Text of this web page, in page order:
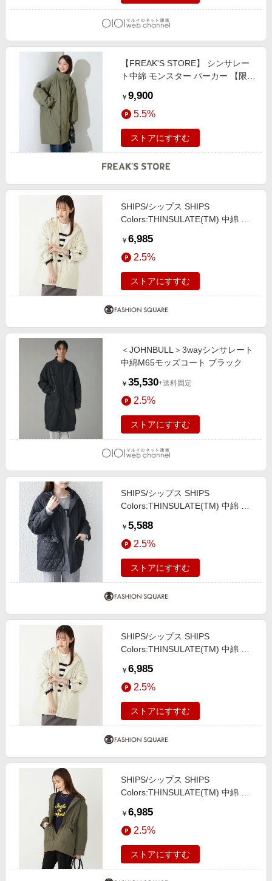
【FREAK'S STORE】 シンサレー
ト中綿 モンスター パーカー 【限定
￥ 9,900
5.5%
ストアにすすむ
SHIPS/シップス SHIPS
Colors:THINSULATE(TM) 中綿 キ
ワイト MEDIUM
￥ 6,985
2.5%
ストアにすすむ
＜JOHNBULL＞3wayシンサレート
中綿M65モッズコート ブラック
￥ 35,530+送料固定
2.5%
ストアにすすむ
SHIPS/シップス SHIPS
Colors:THINSULATE(TM) 中綿 キ
ク MEDIUM
￥ 5,588
2.5%
ストアにすすむ
SHIPS/シップス SHIPS
Colors:THINSULATE(TM) 中綿 キ
ワイト SMALL
￥ 6,985
2.5%
ストアにすすむ
SHIPS/シップス SHIPS
Colors:THINSULATE(TM) 中綿 キ
ブ SMALL
￥ 6,985
2.5%
ストアにすすむ